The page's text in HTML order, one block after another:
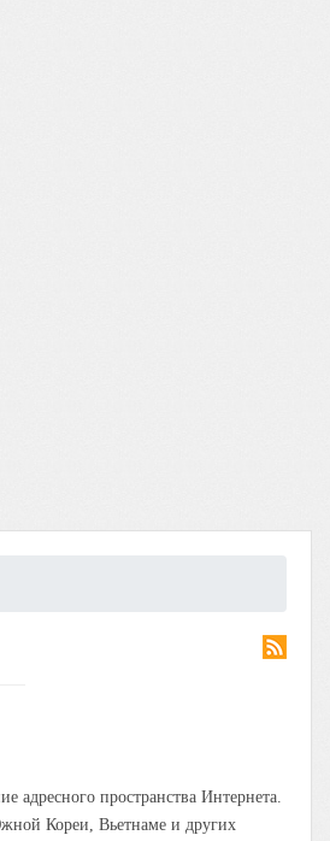
адресного пространства Интернета.
Кореи, Вьетнаме и других